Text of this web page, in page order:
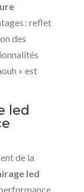
: reflet
des
» est
led
de la
led